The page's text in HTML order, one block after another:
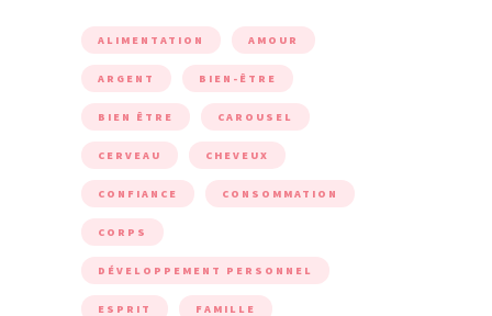
ALIMENTATION AMOUR
ARGENT BIEN-ÊTRE
BIEN ÊTRE CAROUSEL
CERVEAU CHEVEUX
CONFIANCE CONSOMMATION
CORPS
DÉVELOPPEMENT PERSONNEL
ESPRIT FAMILLE